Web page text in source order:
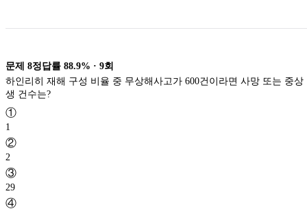
문제 8정답률 88.9% · 9회
하인리히 재해 구성 비율 중 무상해사고가 600건이라면 사망 또는 중상
생 건수는?
①
1
②
2
③
29
④